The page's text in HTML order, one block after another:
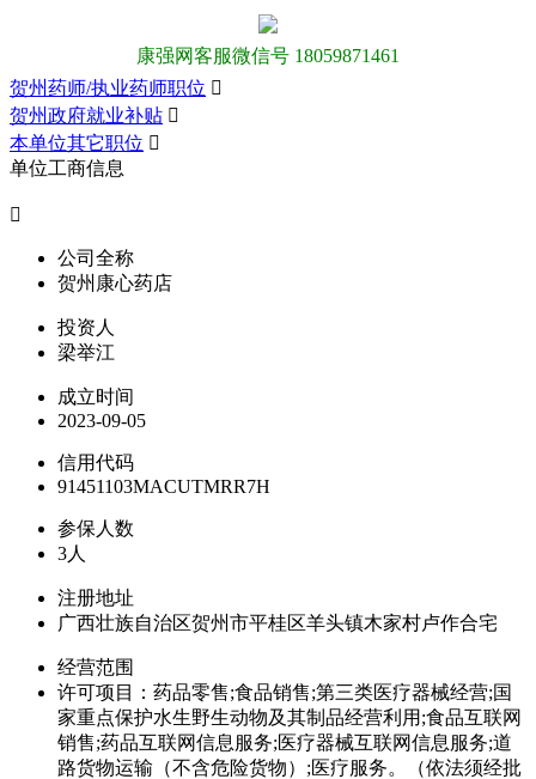
康强网客服微信号 18059871461
贺州药师/执业药师职位 
贺州政府就业补贴 
本单位其它职位 
单位工商信息

公司全称
贺州康心药店
投资人
梁举江
成立时间
2023-09-05
信用代码
91451103MACUTMRR7H
参保人数
3人
注册地址
广西壮族自治区贺州市平桂区羊头镇木家村卢作合宅
经营范围
许可项目：药品零售;食品销售;第三类医疗器械经营;国
家重点保护水生野生动物及其制品经营利用;食品互联网
销售;药品互联网信息服务;医疗器械互联网信息服务;道
路货物运输（不含危险货物）;医疗服务。（依法须经批